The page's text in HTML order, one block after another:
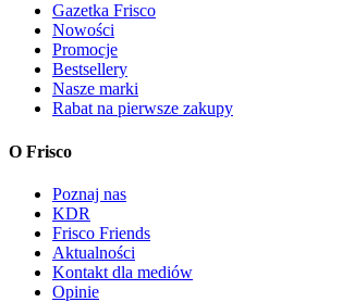
Gazetka Frisco
Nowości
Promocje
Bestsellery
Nasze marki
Rabat na pierwsze zakupy
O Frisco
Poznaj nas
KDR
Frisco Friends
Aktualności
Kontakt dla mediów
Opinie